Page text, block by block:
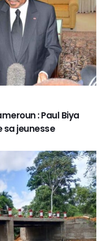
: Paul Biya
sa jeunesse